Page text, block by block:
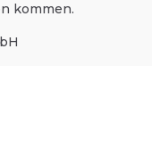
kommen.